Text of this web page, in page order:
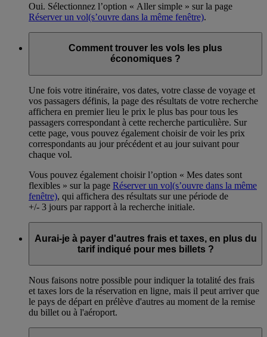
Oui. Sélectionnez l’option « Aller simple » sur la page
Réserver un vol(s’ouvre dans la même fenêtre).
Comment trouver les vols les plus
économiques ?
Une fois votre itinéraire, vos dates, votre classe de voyage et
vos passagers définis, la page des résultats de votre recherche
affichera en premier lieu le prix le plus bas pour tous les
passagers correspondant à cette recherche particulière. Sur
cette page, vous pouvez également choisir de voir les prix
correspondants au jour précédent et au jour suivant pour
chaque vol.
Vous pouvez également choisir l’option « Mes dates sont
flexibles » sur la page Réserver un vol(s’ouvre dans la même
fenêtre), qui affichera des résultats sur une période de
+/- 3 jours par rapport à la recherche initiale.
Aurai-je à payer d'autres frais et taxes, en plus du
tarif indiqué pour mes billets ?
Nous faisons notre possible pour indiquer la totalité des frais
et taxes lors de la réservation en ligne, mais il peut arriver que
le pays de départ en prélève d'autres au moment de la remise
du billet ou à l'aéroport.